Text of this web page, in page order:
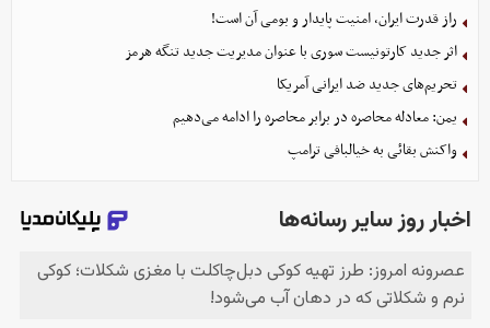
راز قدرت ایران، امنیت پایدار و بومی آن است!
اثر جدید کارتونیست سوری با عنوان مدیریت جدید تنگه هرمز
تحریم‌های جدید ضد ایرانی آمریکا
یمن: معادله محاصره در برابر محاصره را ادامه می‌دهیم
واکنش بقائی به خیالبافی ترامپ